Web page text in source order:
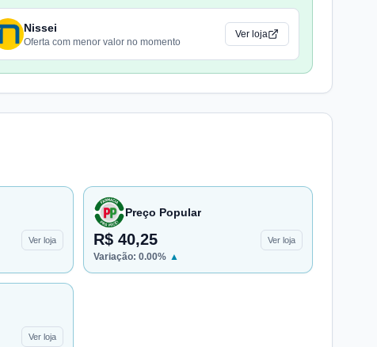
Nissei
Oferta com menor valor no momento
Ver loja
Ver loja
Preço Popular
R$ 40,25 Ver loja
Variação: 0.00% ▲
Ver loja